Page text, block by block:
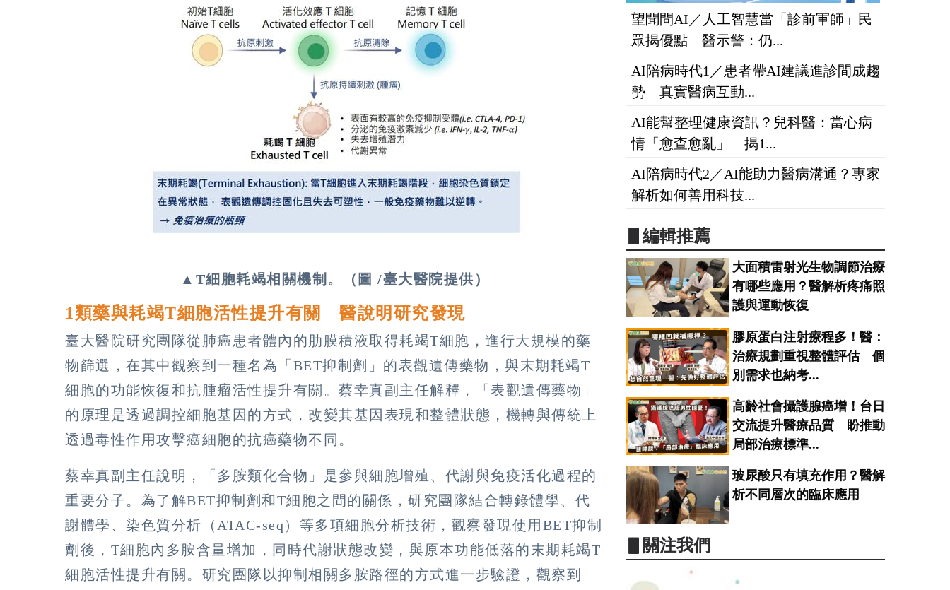
▲T細胞耗竭相關機制。（圖 /臺大醫院提供）
1類藥與耗竭T細胞活性提升有關 醫說明研究發現
臺大醫院研究團隊從肺癌患者體內的肋膜積液取得耗竭T細胞，進行大規模的藥
物篩選，在其中觀察到一種名為「BET抑制劑」的表觀遺傳藥物，與末期耗竭T
細胞的功能恢復和抗腫瘤活性提升有關。蔡幸真副主任解釋，「表觀遺傳藥物」
的原理是透過調控細胞基因的方式，改變其基因表現和整體狀態，機轉與傳統上
透過毒性作用攻擊癌細胞的抗癌藥物不同。
蔡幸真副主任說明，「多胺類化合物」是參與細胞增殖、代謝與免疫活化過程的
重要分子。為了解BET抑制劑和T細胞之間的關係，研究團隊結合轉錄體學、代
謝體學、染色質分析（ATAC-seq）等多項細胞分析技術，觀察發現使用BET抑制
劑後，T細胞內多胺含量增加，同時代謝狀態改變，與原本功能低落的末期耗竭T
細胞活性提升有關。研究團隊以抑制相關多胺路徑的方式進一步驗證，觀察到
望聞問AI／人工智慧當「診前軍師」民
眾揭優點 醫示警：仍...
AI陪病時代1／患者帶AI建議進診間成趨
勢 真實醫病互動...
AI能幫整理健康資訊？兒科醫：當心病
情「愈查愈亂」 揭1...
AI陪病時代2／AI能助力醫病溝通？專家
解析如何善用科技...
▋編輯推薦
大面積雷射光生物調節治療
有哪些應用？醫解析疼痛照
護與運動恢復
膠原蛋白注射療程多！醫：
治療規劃重視整體評估 個
別需求也納考...
高齡社會攝護腺癌增！台日
交流提升醫療品質 盼推動
局部治療標準...
玻尿酸只有填充作用？醫解
析不同層次的臨床應用
▋關注我們